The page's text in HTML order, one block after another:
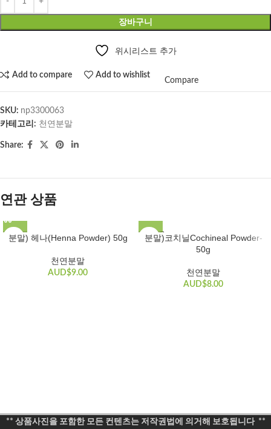
장바구니
위시리스트 추가
Add to compare Add to wishlist
Compare
SKU: np3300063
카테고리: 천연분말
Share:
연관 상품
분말) 헤나(Henna Powder) 50g
천연분말
AUD$9.00
SOLD O
UT
분말)코치닐Cochineal Powder-
50g
천연분말
AUD$8.00
** 상품사진을 포함한 모든 컨텐츠는 저작권법에 의거해 보호됩니다 **